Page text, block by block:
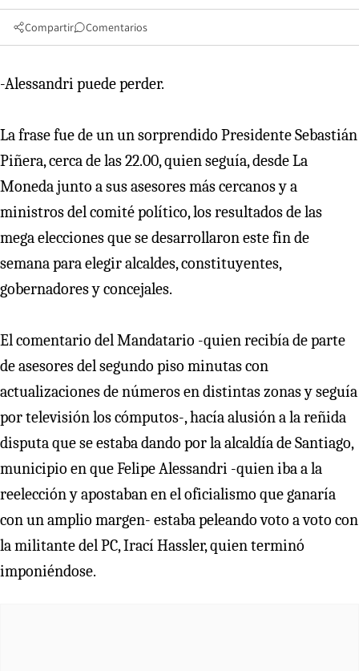
Compartir Comentarios
-Alessandri puede perder.
La frase fue de un un sorprendido Presidente Sebastián
Piñera, cerca de las 22.00, quien seguía, desde La
Moneda junto a sus asesores más cercanos y a
ministros del comité político, los resultados de las
mega elecciones que se desarrollaron este fin de
semana para elegir alcaldes, constituyentes,
gobernadores y concejales.
El comentario del Mandatario -quien recibía de parte
de asesores del segundo piso minutas con
actualizaciones de números en distintas zonas y seguía
por televisión los cómputos-, hacía alusión a la reñida
disputa que se estaba dando por la alcaldía de Santiago,
municipio en que Felipe Alessandri -quien iba a la
reelección y apostaban en el oficialismo que ganaría
con un amplio margen- estaba peleando voto a voto con
la militante del PC, Irací Hassler, quien terminó
imponiéndose.